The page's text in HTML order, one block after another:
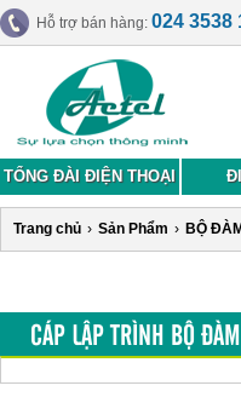
Hỗ trợ bán hàng: 024 3538
TỔNG ĐÀI ĐIỆN THOẠI
Trang chủ › Sản Phẩm › BỘ ĐÀM
CÁP LẬP TRÌNH BỘ